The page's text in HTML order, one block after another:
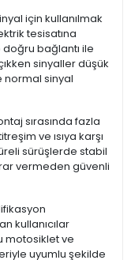
için kullanılmak
tesisatına
bağlantı ile
sinyaller düşük
normal sinyal
sırasında fazla
ve ısıya karşı
sürüşlerde stabil
vermeden güvenli
kullanıcılar
motosiklet ve
uyumlu şekilde